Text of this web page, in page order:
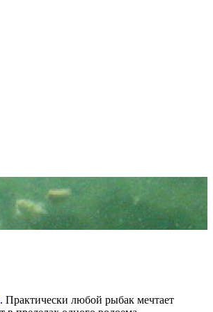
. Практически любой рыбак мечтает